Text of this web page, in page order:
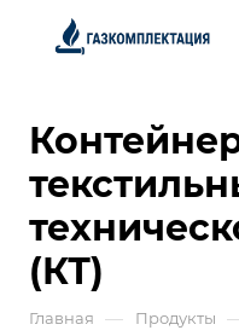
(КТ)
Главная — Продукты